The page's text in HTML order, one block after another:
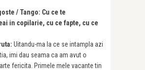
/ Tango: Cu ce te
in copilarie, cu ce fapte, cu ce
Uitandu-ma la ce se intampla azi
imi dau seama ca am avut o
ferici­ta. Primele mele vacante tin